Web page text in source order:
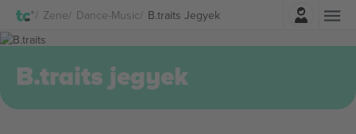
Zene Dance-Music B.traits Jegyek
Belépés
B.traits jegyek